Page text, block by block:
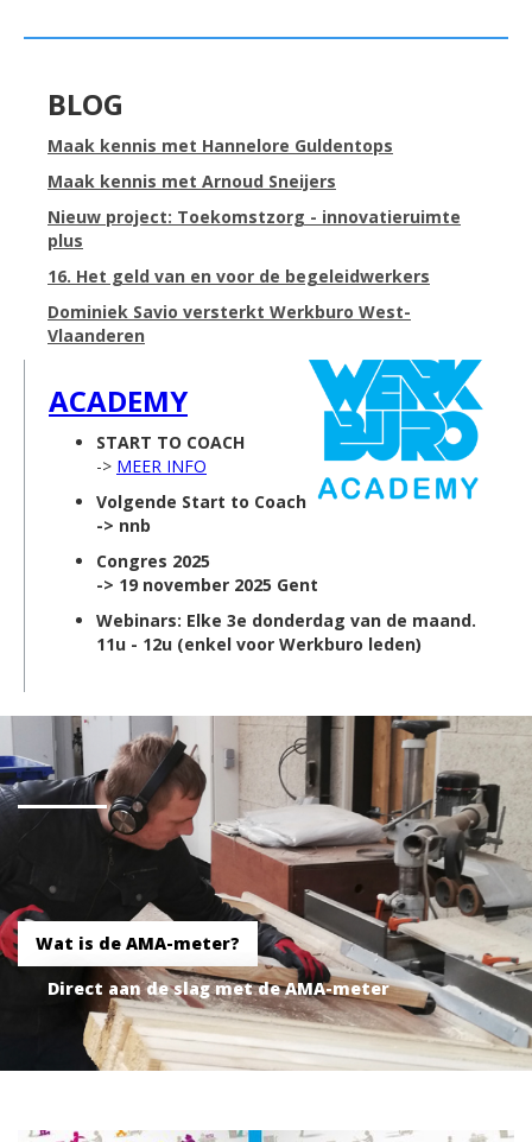
BLOG
Maak kennis met Hannelore Guldentops
Maak kennis met Arnoud Sneijers
Nieuw project: Toekomstzorg - innovatieruimte
plus
16. Het geld van en voor de begeleidwerkers
Dominiek Savio versterkt Werkburo West-
Vlaanderen
ACADEMY
START TO COACH
-> MEER INFO
Volgende Start to Coach
-> nnb
Congres 2025
-> 19 november 2025 Gent
Webinars: Elke 3e donderdag van de maand.
11u - 12u (enkel voor Werkburo leden)
Wat is de AMA-meter?
Direct aan de slag met de AMA-meter